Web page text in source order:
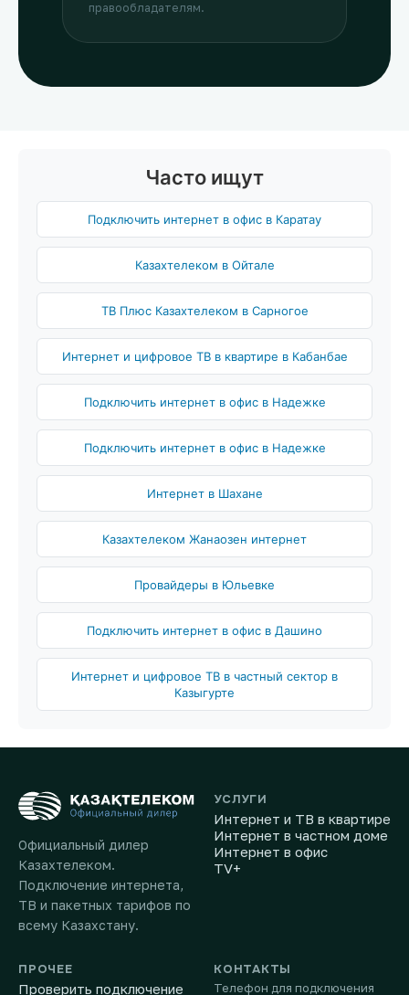
правообладателям.
Часто ищут
Подключить интернет в офис в Каратау
Казахтелеком в Ойтале
ТВ Плюс Казахтелеком в Сарногое
Интернет и цифровое ТВ в квартире в Кабанбае
Подключить интернет в офис в Надежке
Подключить интернет в офис в Надежке
Интернет в Шахане
Казахтелеком Жанаозен интернет
Провайдеры в Юльевке
Подключить интернет в офис в Дашино
Интернет и цифровое ТВ в частный сектор в
Казыгурте
Официальный дилер
Казахтелеком.
Подключение интернета,
ТВ и пакетных тарифов по
всему Казахстану.
УСЛУГИ
Интернет и ТВ в квартире
Интернет в частном доме
Интернет в офис
TV+
ПРОЧЕЕ
Проверить подключение
КОНТАКТЫ
Телефон для подключения